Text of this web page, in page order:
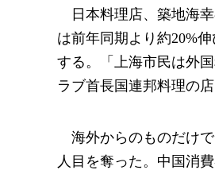
日本料理店、築地海
は前年同期より約20%
する。「上海市民は外
ラブ首長国連邦料理の
海外からのものだけ
人目を奪った。中国消